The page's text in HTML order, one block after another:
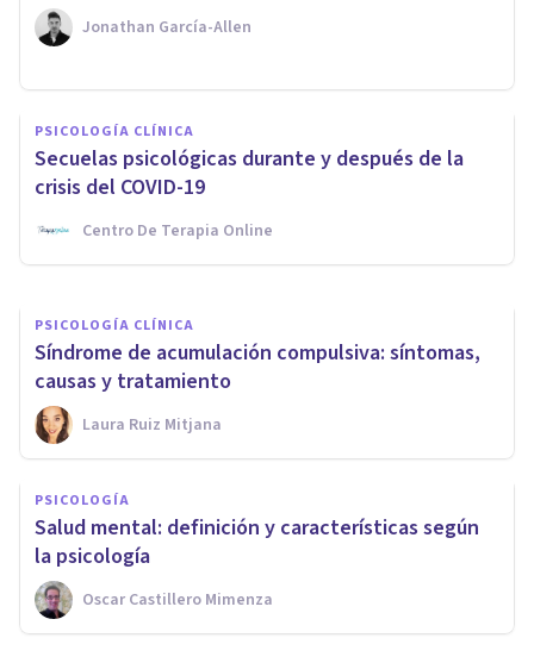
Jonathan García-Allen
PSICOLOGÍA CLÍNICA
Secuelas psicológicas durante y después de la
crisis del COVID-19
Centro De Terapia Online
Neurosis obsesiva: síntomas,
causas y tratamiento
Xavier Molina
PSICOLOGÍA CLÍNICA
Síndrome de acumulación compulsiva: síntomas,
causas y tratamiento
Laura Ruiz Mitjana
PSICOLOGÍA
Salud mental: definición y características según
la psicología
Oscar Castillero Mimenza